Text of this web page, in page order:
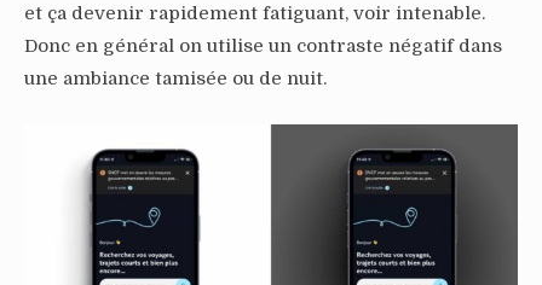
et ça devenir rapidement fatiguant, voir intenable.
Donc en général on utilise un contraste négatif dans
une ambiance tamisée ou de nuit.